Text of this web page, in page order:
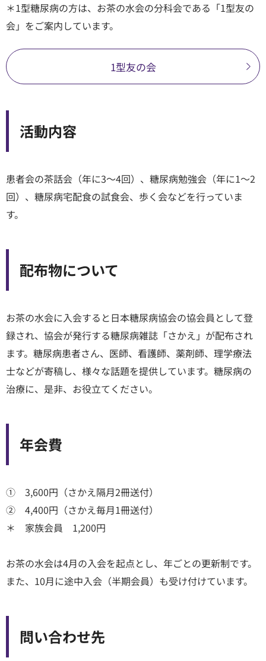
＊1型糖尿病の方は、お茶の水会の分科会である「1型友の
会」をご案内しています。
1型友の会
活動内容
患者会の茶話会（年に3～4回）、糖尿病勉強会（年に1～2
回）、糖尿病宅配食の試食会、歩く会などを行っていま
す。
配布物について
お茶の水会に入会すると日本糖尿病協会の協会員として登
録され、協会が発行する糖尿病雑誌「さかえ」が配布され
ます。糖尿病患者さん、医師、看護師、薬剤師、理学療法
士などが寄稿し、様々な話題を提供しています。糖尿病の
治療に、是非、お役立てください。
年会費
① 3,600円（さかえ隔月2冊送付）
② 4,400円（さかえ毎月1冊送付）
＊ 家族会員 1,200円
お茶の水会は4月の入会を起点とし、年ごとの更新制です。
また、10月に途中入会（半期会員）も受け付けています。
問い合わせ先